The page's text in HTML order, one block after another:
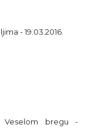
- 19.03.2016.
bregu -